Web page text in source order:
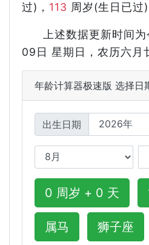
过)， 113 周岁(生日已过)
上述数据更新时间
09日 星期日，农历六月
年龄计算器极速版 选择日
出生日期
0 周岁 + 0 天
属马 狮子座